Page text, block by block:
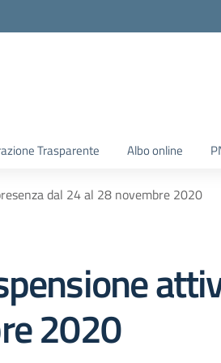
Trasparente Albo online
dal 24 al 28 novembre 2020
2020